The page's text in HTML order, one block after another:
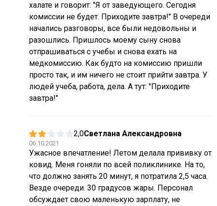
халате и говорит: "Я от заведующего. Сегодня
комиссии не будет. Приходите завтра!" В очереди
начались разговоры, все были недовольны и
разошлись. Пришлось моему сыну снова
отпрашиваться с учебы и снова ехать на
медкомиссию. Как будто на комиссию пришли
просто так, и им ничего не стоит прийти завтра. У
людей учеба, работа, дела. А тут: "Приходите
завтра!"
2,0Светлана Александровна
06.10.2021
Ужасное впечатление! Летом делала прививку от
ковид. Меня гоняли по всей поликлинике. На то,
что должно занять 20 минут, я потратила 2,5 часа.
Везде очереди. 30 градусов жары. Персонал
обсуждает свою маленькую зарплату, не